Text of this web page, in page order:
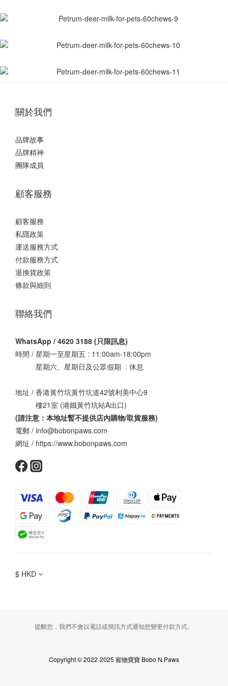
關於我們
品牌故事
品牌精神
團隊成員
顧客服務
顧客服務
私隱政策
運送服務方式
付款服務方式
退換貨政策
條款與細則
聯絡我們
WhatsApp / 4620 3188 (只限訊息)
時間 / 星期一至星期五 : 11:00am-18:00pm
星期六、星期日及公眾假期 : 休息
地址 / 香港黃竹坑黃竹坑道42號利美中心9
樓21室 (港鐵黃竹坑站A出口)
(請注意：本地址暫不提供店內購物/取貨服務)
電郵 / info@bobonpaws.com
網址 / https://www.bobonpaws.com
$ HKD
提醒您，我們不會以電話或簡訊方式通知您變更付款方式。
Copyright © 2022-2025 寵物寶寶 Bobo N Paws